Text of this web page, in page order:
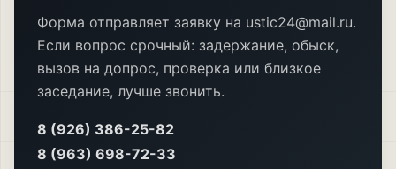
Форма отправляет заявку на ustic24@mail.ru.
Если вопрос срочный: задержание, обыск,
вызов на допрос, проверка или близкое
заседание, лучше звонить.
8 (926) 386-25-82
8 (963) 698-72-33